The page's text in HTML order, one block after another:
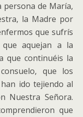
persona de María,
la Madre por
que sufrís
que aquejan a la
que continuéis la
que los
ido tejiendo al
Nuestra Señora.
que